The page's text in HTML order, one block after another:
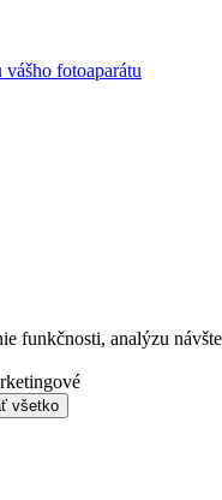
fotoaparátu
funkčnosti, analýzu
všetko